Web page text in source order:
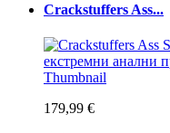
Crackstuffers Ass...
179,99 €